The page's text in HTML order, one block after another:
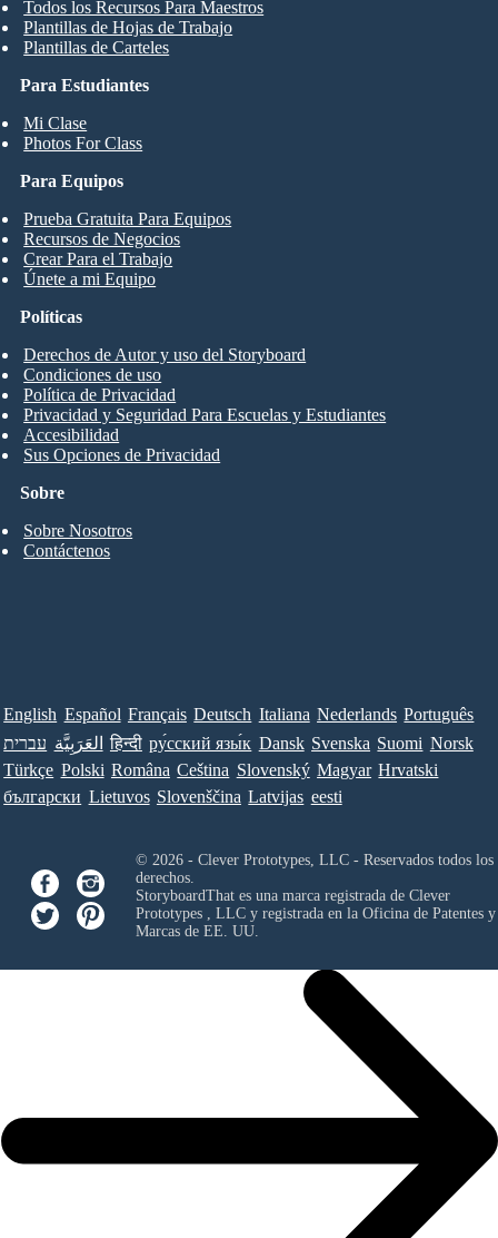
Para Estudiantes
Mi Clase
Photos For Class
Todos los Recursos Para Maestros
Plantillas de Hojas de Trabajo
Plantillas de Carteles
Para Equipos
Prueba Gratuita Para Equipos
Recursos de Negocios
Crear Para el Trabajo
Únete a mi Equipo
Sobre
Sobre Nosotros
Contáctenos
Políticas
Derechos de Autor y uso del Storyboard
Condiciones de uso
Política de Privacidad
Privacidad y Seguridad Para Escuelas y Estudiantes
Accesibilidad
Sus Opciones de Privacidad
English Español Français Deutsch Italiana Nederlands Português
עברית العَرَبِيَّة हिन्दी ру́сский язы́к Dansk Svenska Suomi Norsk
Türkçe Polski Româna Ceština Slovenský Magyar Hrvatski
български Lietuvos Slovenščina Latvijas eesti
© 2026 - Clever Prototypes, LLC - Reservados todos los
derechos.
StoryboardThat es una marca registrada de Clever
Prototypes , LLCy registrada en la Oficina de Patentes y
Marcas de EE. UU.